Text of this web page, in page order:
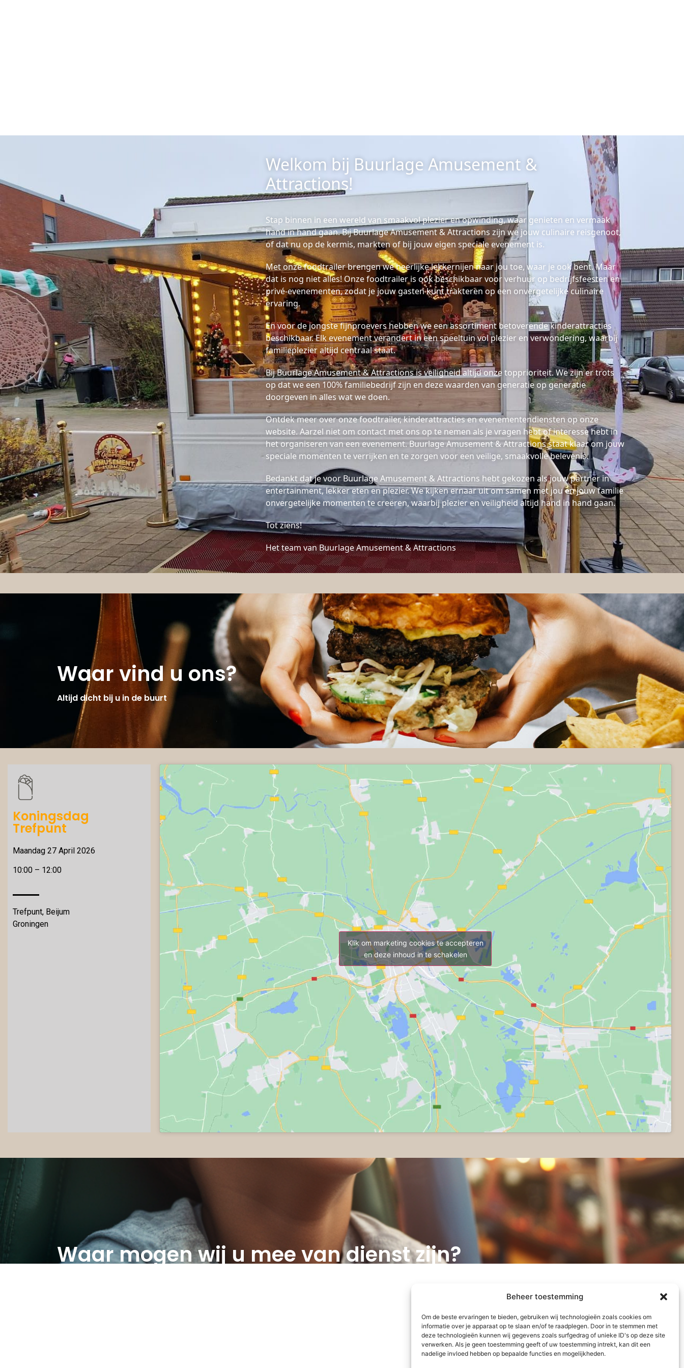
Beheer toestemming
Om de beste ervaringen te bieden, gebruiken wij technologieën zoals cookies om
informatie over je apparaat op te slaan en/of te raadplegen. Door in te stemmen met
deze technologieën kunnen wij gegevens zoals surfgedrag of unieke ID's op deze site
verwerken. Als je geen toestemming geeft of uw toestemming intrekt, kan dit een
nadelige invloed hebben op bepaalde functies en mogelijkheden.
Welkom bij Buurlage Amusement &
Attractions!
Stap binnen in een wereld van smaakvol plezier en opwinding, waar genieten en vermaak
hand in hand gaan. Bij Buurlage Amusement & Attractions zijn we jouw culinaire reisgenoot,
of dat nu op de kermis, markten of bij jouw eigen speciale evenement is.
Met onze foodtrailer brengen we heerlijke lekkernijen naar jou toe, waar je ook bent. Maar
dat is nog niet alles! Onze foodtrailer is ook beschikbaar voor verhuur op bedrijfsfeesten en
privé-evenementen, zodat je jouw gasten kunt trakteren op een onvergetelijke culinaire
ervaring.
En voor de jongste fijnproevers hebben we een assortiment betoverende kinderattracties
beschikbaar. Elk evenement verandert in een speeltuin vol plezier en verwondering, waarbij
familieplezier altijd centraal staat.
Bij Buurlage Amusement & Attractions is veiligheid altijd onze topprioriteit. We zijn er trots
op dat we een 100% familiebedrijf zijn en deze waarden van generatie op generatie
doorgeven in alles wat we doen.
Ontdek meer over onze foodtrailer, kinderattracties en evenementendiensten op onze
website. Aarzel niet om contact met ons op te nemen als je vragen hebt of interesse hebt in
het organiseren van een evenement. Buurlage Amusement & Attractions staat klaar om jouw
speciale momenten te verrijken en te zorgen voor een veilige, smaakvolle belevenis.
Bedankt dat je voor Buurlage Amusement & Attractions hebt gekozen als jouw partner in
entertainment, lekker eten en plezier. We kijken ernaar uit om samen met jou en jouw familie
onvergetelijke momenten te creëren, waarbij plezier en veiligheid altijd hand in hand gaan.
Tot ziens!
Het team van Buurlage Amusement & Attractions
Waar vind u ons?
Altijd dicht bij u in de buurt
Koningsdag
Trefpunt
Maandag 27 April 2026
10:00 – 12:00
Trefpunt, Beijum
Groningen
Klik om marketing cookies te accepteren
en deze inhoud in te schakelen
Waar mogen wij u mee van dienst zijn?